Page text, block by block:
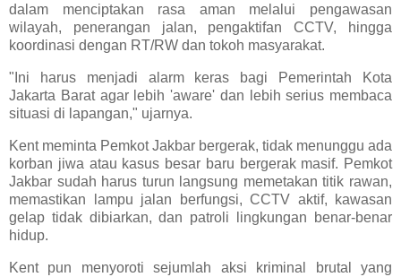
dalam menciptakan rasa aman melalui pengawasan
wilayah, penerangan jalan, pengaktifan CCTV, hingga
koordinasi dengan RT/RW dan tokoh masyarakat.
"Ini harus menjadi alarm keras bagi Pemerintah Kota
Jakarta Barat agar lebih 'aware' dan lebih serius membaca
situasi di lapangan," ujarnya.
Kent meminta Pemkot Jakbar bergerak, tidak menunggu ada
korban jiwa atau kasus besar baru bergerak masif. Pemkot
Jakbar sudah harus turun langsung memetakan titik rawan,
memastikan lampu jalan berfungsi, CCTV aktif, kawasan
gelap tidak dibiarkan, dan patroli lingkungan benar-benar
hidup.
Kent pun menyoroti sejumlah aksi kriminal brutal yang